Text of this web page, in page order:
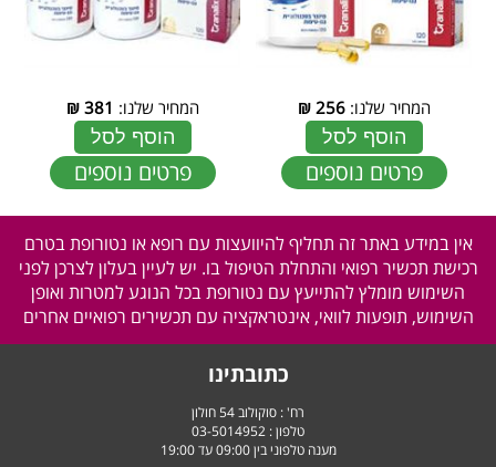
המחיר שלנו:256
₪
הוסף לסל
פרטים נוספים
המחיר שלנו: 381
₪
הוסף לסל
פרטים נוספים
אין במידע באתר זה תחליף להיוועצות עם רופא או נטורופת בטרם
רכישת תכשיר רפואי והתחלת הטיפול בו. יש לעיין בעלון לצרכן לפני
השימוש מומלץ להתייעץ עם נטורופת בכל הנוגע למטרות ואופן
השימוש, תופעות לוואי, אינטראקציה עם תכשירים רפואיים אחרים
כתובתינו
רח' : סוקולוב 54 חולון
טלפון : 03-5014952
מענה טלפוני בין 09:00 עד 19:00